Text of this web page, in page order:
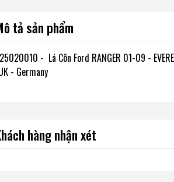
tả sản phẩm
- Lá Côn Ford RANGER 01-09 -
- Germany
hàng nhận xét